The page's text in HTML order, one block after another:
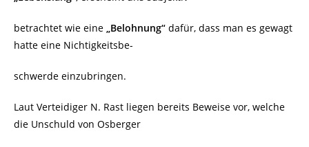
betrachtet wie eine „Belohnung“ dafür, dass man es gewagt
hatte eine Nichtigkeitsbe-
schwerde einzubringen.
Laut Verteidiger N. Rast liegen bereits Beweise vor, welche
die Unschuld von Osberger